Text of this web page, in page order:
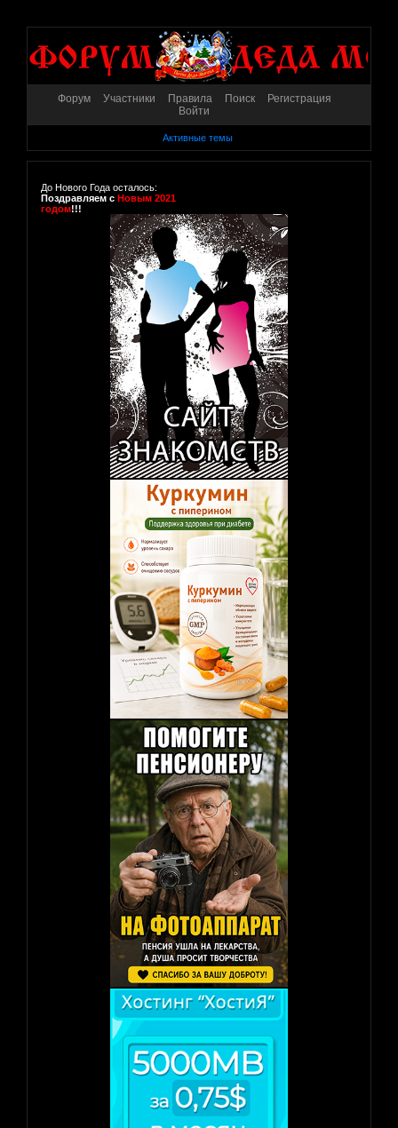
Форум Участники Правила Поиск
Регистрация
Войти
Активные темы
До Нового Года осталось:
Поздравляем с Новым 2021
годом!!!